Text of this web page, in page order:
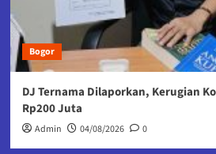
Bogor
DJ Ternama Dilaporkan, Kerugian
Rp200 Juta
Admin 04/08/2026 0